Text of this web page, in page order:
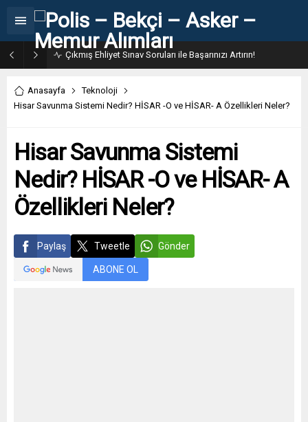
Anasayfa
Teknoloji
Hisar Savunma Sistemi Nedir? HİSAR -O ve HİSAR- A Özellikleri Neler?
Hisar Savunma Sistemi
Nedir? HİSAR -O ve HİSAR- A
Özellikleri Neler?
Paylaş Tweetle Gönder
ABONE OL